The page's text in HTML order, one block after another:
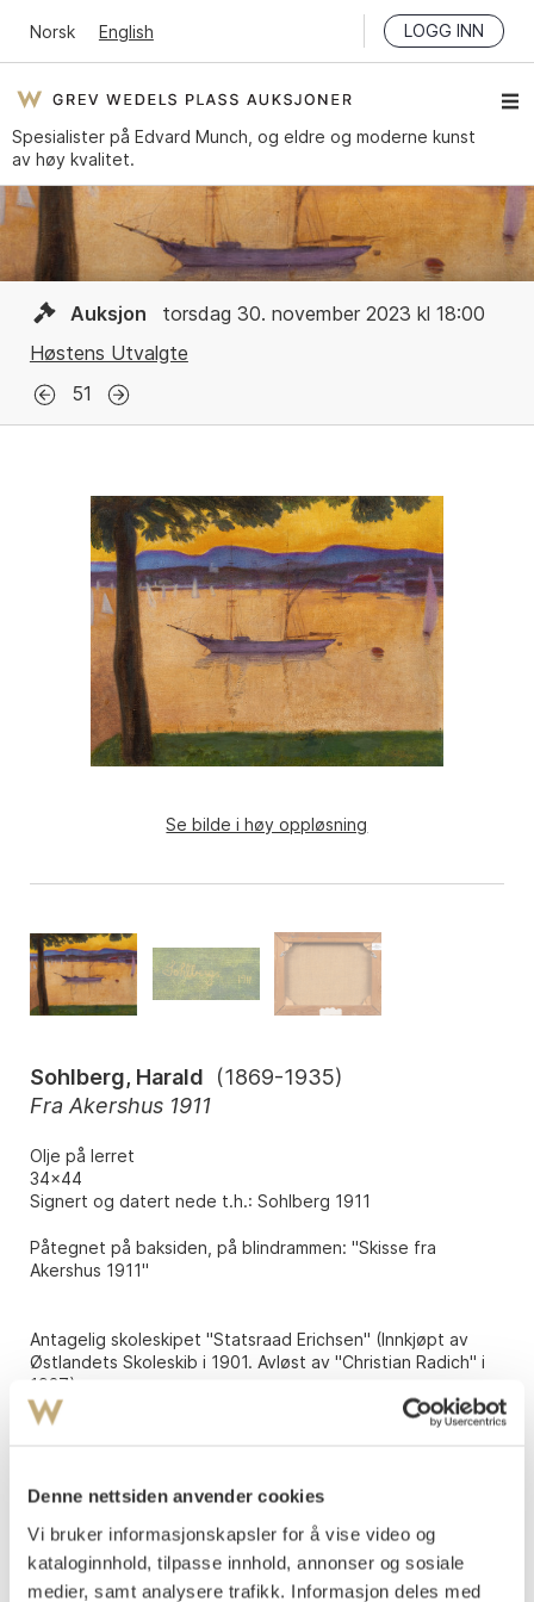
Denne nettsiden anvender cookies
Vi bruker informasjonskapsler for å vise video og
kataloginnhold, tilpasse innhold, annonser og sosiale
medier, samt analysere trafikk. Informasjon deles med
Norsk English LOGG INN
Spesialister på Edvard Munch, og eldre og moderne kunst
av høy kvalitet.
Auksjon
torsdag 30. november 2023 kl 18:00
Høstens Utvalgte
51
Se bilde i høy oppløsning
Sohlberg, Harald (1869-1935)
Fra Akershus 1911
Olje på lerret
34x44
Signert og datert nede t.h.: Sohlberg 1911
Påtegnet på baksiden, på blindrammen: "Skisse fra
Akershus 1911"
Antagelig skoleskipet "Statsraad Erichsen" (Innkjøpt av
Østlandets Skoleskib i 1901. Avløst av "Christian Radich" i
1937).
UTSTILT
20.09.36, kat.nr. 162
Vurdering
NOK 3 000 000–4 000 000